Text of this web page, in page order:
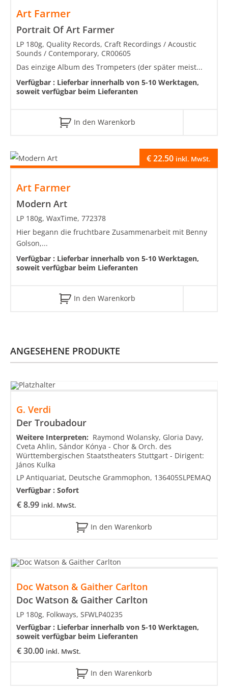
Art Farmer
Portrait Of Art Farmer
LP 180g, Quality Records, Craft Recordings / Acoustic
Sounds / Contemporary, CR00605
Das einzige Album des Trompeters (der später meist...
Verfügbar : Lieferbar innerhalb von 5-10 Werktagen,
soweit verfügbar beim Lieferanten
In den Warenkorb
Art Farmer
Modern Art
€22.50 inkl. MwSt.
LP 180g, WaxTime, 772378
Hier begann die fruchtbare Zusammenarbeit mit Benny
Golson,...
Verfügbar : Lieferbar innerhalb von 5-10 Werktagen,
soweit verfügbar beim Lieferanten
In den Warenkorb
ANGESEHENE PRODUKTE
G. Verdi
Der Troubadour
€8.99 inkl. MwSt.
Weitere Interpreten: Raymond Wolansky, Gloria Davy,
Cveta Ahlin, Sándor Kónya - Chor & Orch. des
Württembergischen Staatstheaters Stuttgart - Dirigent:
János Kulka
LP Antiquariat, Deutsche Grammophon, 136405SLPEMAQ
Verfügbar : Sofort
In den Warenkorb
Doc Watson & Gaither Carlton
Doc Watson & Gaither Carlton
€30.00 inkl. MwSt.
LP 180g, Folkways, SFWLP40235
Verfügbar : Lieferbar innerhalb von 5-10 Werktagen,
soweit verfügbar beim Lieferanten
In den Warenkorb